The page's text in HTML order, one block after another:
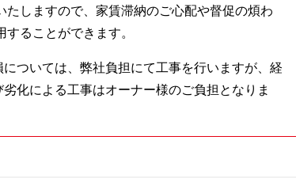
たしますので、家賃滞納のご心配や督促の煩わ
ることができます。
ついては、弊社負担にて工事を行いますが、経
化による工事はオーナー様のご負担となりま